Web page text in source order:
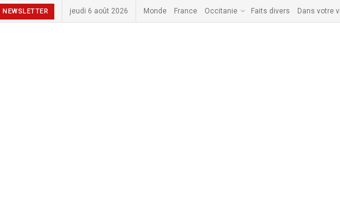
NEWSLETTER jeudi 6 août 2026 Monde France Occitanie Faits divers Dans votre